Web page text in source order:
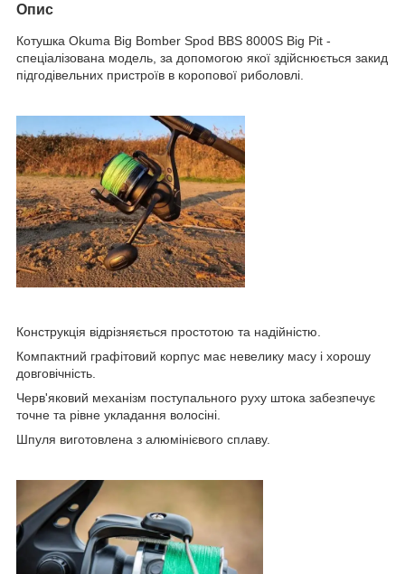
Опис
Котушка Okuma Big Bomber Spod BBS 8000S Big Pit -
спеціалізована модель, за допомогою якої здійснюється закид
підгодівельних пристроїв в коропової риболовлі.
Конструкція відрізняється простотою та надійністю.
Компактний графітовий корпус має невелику масу і хорошу
довговічність.
Черв'яковий механізм поступального руху штока забезпечує
точне та рівне укладання волосіні.
Шпуля виготовлена з алюмінієвого сплаву.